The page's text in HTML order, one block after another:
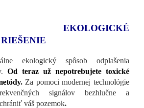
EKOLOGICKÉ
ekologický spôsob odplašenia
Od teraz už nepotrebujete toxické
. Za pomoci modernej technológie
signálov bezhlučne a
váš pozemok.